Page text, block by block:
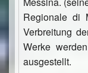
Regionale di
Verbreitung
Werke
ausgestellt.